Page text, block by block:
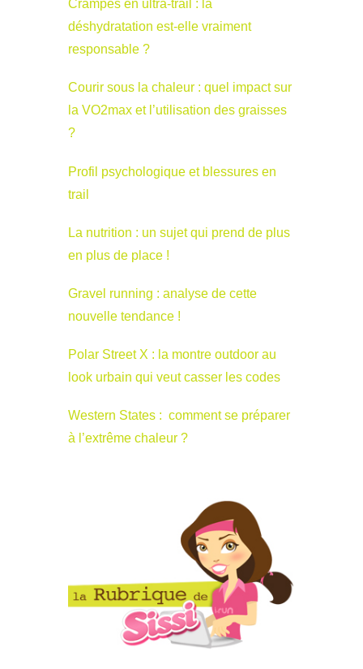
Crampes en ultra-trail : la
déshydratation est-elle vraiment
responsable ?
Courir sous la chaleur : quel impact sur
la VO2max et l’utilisation des graisses
?
Profil psychologique et blessures en
trail
La nutrition : un sujet qui prend de plus
en plus de place !
Gravel running : analyse de cette
nouvelle tendance !
Polar Street X : la montre outdoor au
look urbain qui veut casser les codes
Western States : comment se préparer
à l’extrême chaleur ?